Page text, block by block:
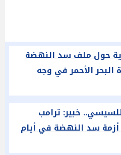
حول ملف سد النهضة
البحر الأحمر في وجه
خبير: ترامب
سد النهضة في أيام